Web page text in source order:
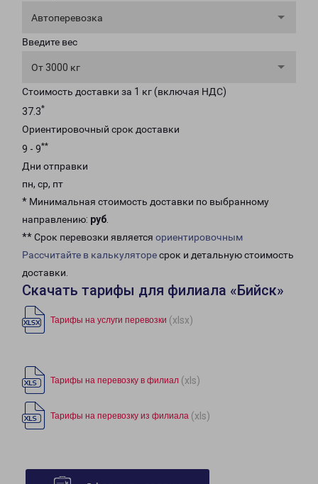
Автоперевозка
Введите вес
От 3000 кг
Стоимость доставки за 1 кг (включая НДС)
37.3*
Ориентировочный срок доставки
9 - 9**
Дни отправки
пн, ср, пт
* Минимальная стоимость доставки по выбранному
направлению: руб.
** Срок перевозки является ориентировочным
Рассчитайте в калькуляторесрок и детальную стоимость
доставки.
Скачать тарифы для филиала «Бийск»
Тарифы на услуги перевозки (xlsx)
Тарифы на перевозку в филиал (xls)
Тарифы на перевозку из филиала (xls)